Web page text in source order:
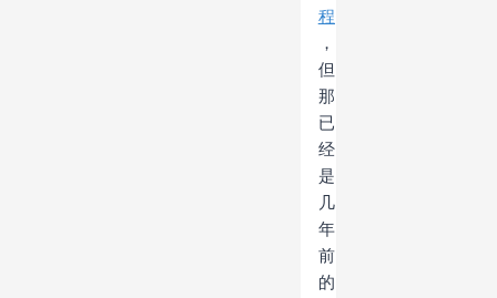
程
，
但
那
已
经
是
几
年
前
的